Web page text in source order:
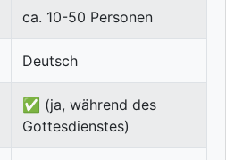
ca. 10-50 Personen
Deutsch
✅ (ja, während des
Gottesdienstes)